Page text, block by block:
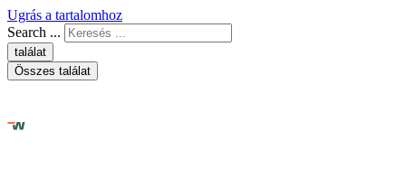
Ugrás a tartalomhoz
Search ...
találat
Összes találat